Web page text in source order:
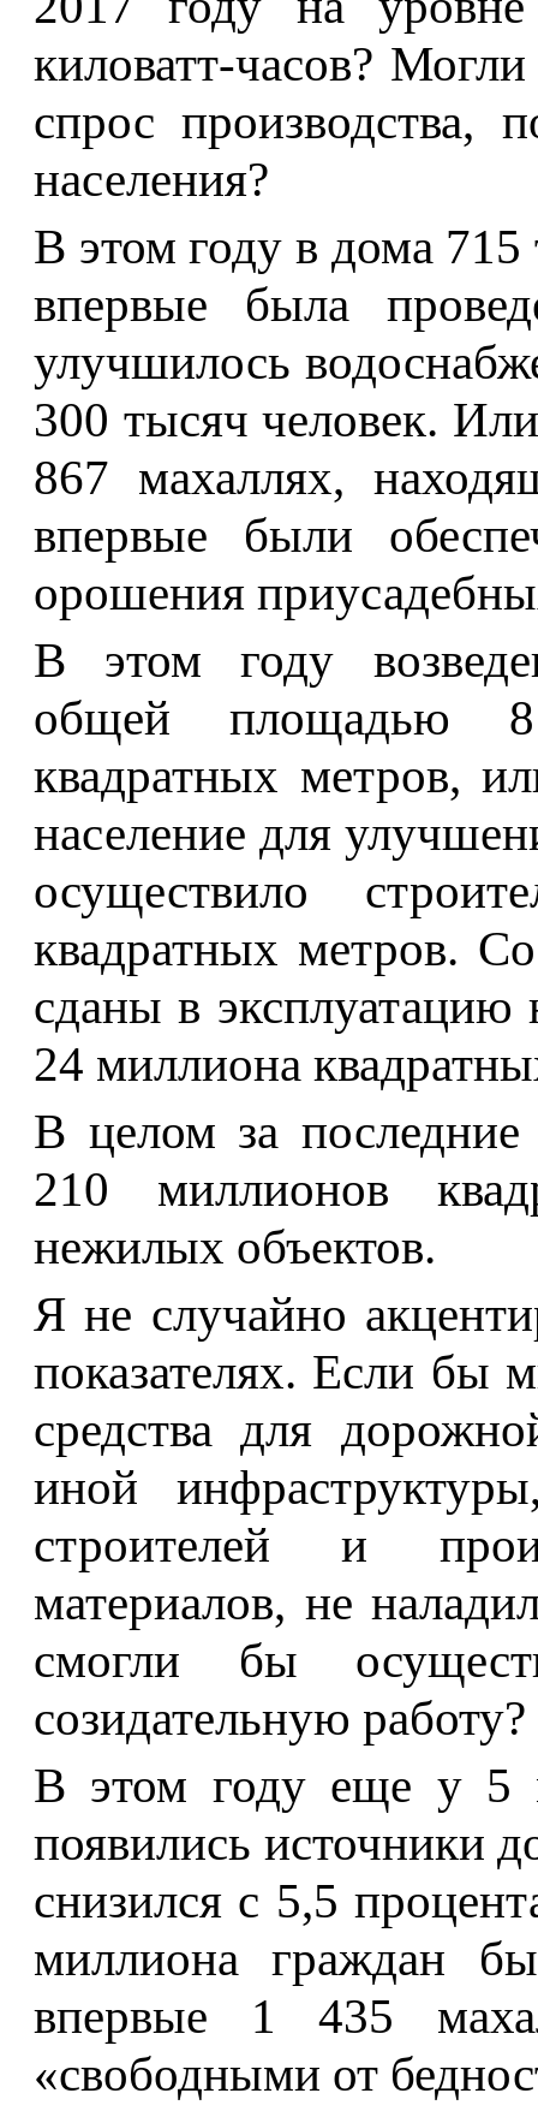
киловатт-часов?
спрос производства,
населения?
В этом году в дома
впервые была
улучшилось
300 тысяч человек.
867 махаллях,
впервые были
орошения
В этом году
общей площадью
квадратных метров,
население для
осуществило
квадратных метров.
сданы в
24 миллиона
В целом за
210 миллионов
нежилых объектов.
Я не случайно
показателях. Если бы
средства для
иной
строителей и
материалов, не
смогли бы
созидательную работу?
В этом году еще у 5
появились источники
снизился с 5,5
миллиона граждан
впервые 1 435
«свободными от